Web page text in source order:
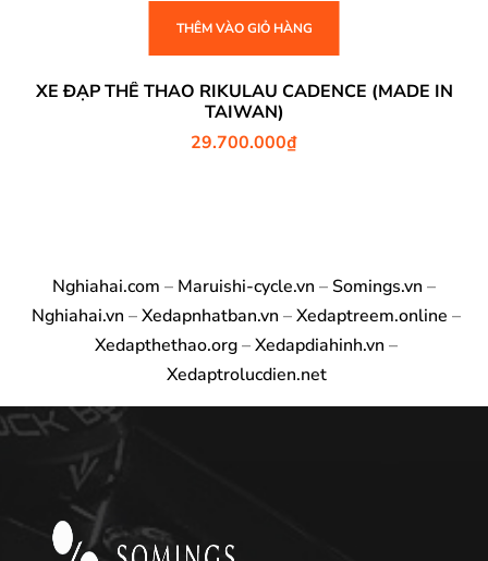
THÊM VÀO GIỎ HÀNG
XE ĐẠP THỂ THAO RIKULAU CADENCE (MADE IN
TAIWAN)
29.700.000₫
Nghiahai.com – Maruishi-cycle.vn – Somings.vn –
Nghiahai.vn –Xedapnhatban.vn –Xedaptreem.online –
Xedapthethao.org–Xedapdiahinh.vn –
Xedaptrolucdien.net